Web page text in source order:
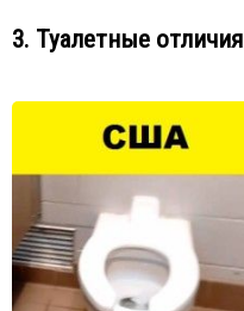
3. Туалетные отличия